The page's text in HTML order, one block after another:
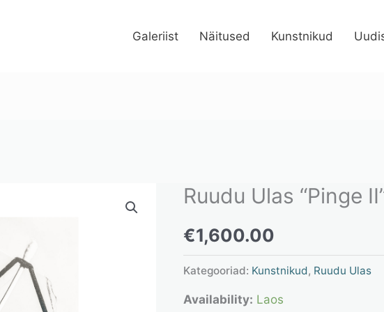
Galeriist Näitused Kunstnikud
Ruudu Ulas “Pinge
€1,600.00
Kategooriad: Kunstnikud, Ruudu Ulas
Availability: Laos
Ruudu
"Pinge
II"
kogus